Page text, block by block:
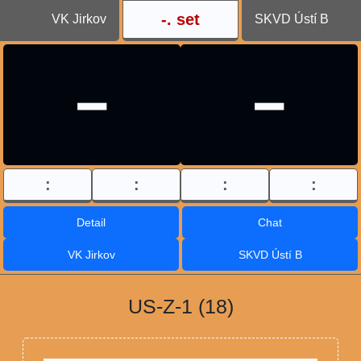
VK Jirkov -. set SKVD Ústí B
- -
: : : :
Detail Chat
VK Jirkov SKVD Ústí B
US-Z-1 (18)